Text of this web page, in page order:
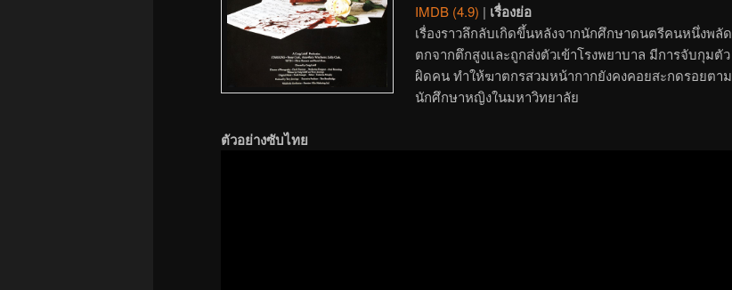
IMDB (4.9) | เรื่องย่อ
เรื่องราวลึกลับเกิดขึ้นหลังจากนักศึกษาดนตรีคนหนึ่งพลัด
ตกจากตึกสูงและถูกส่งตัวเข้าโรงพยาบาล มีการจับกุมตัว
ผิดคน ทำให้ฆาตกรสวมหน้ากากยังคงคอยสะกดรอยตาม
นักศึกษาหญิงในมหาวิทยาลัย
ตัวอย่างซับไทย